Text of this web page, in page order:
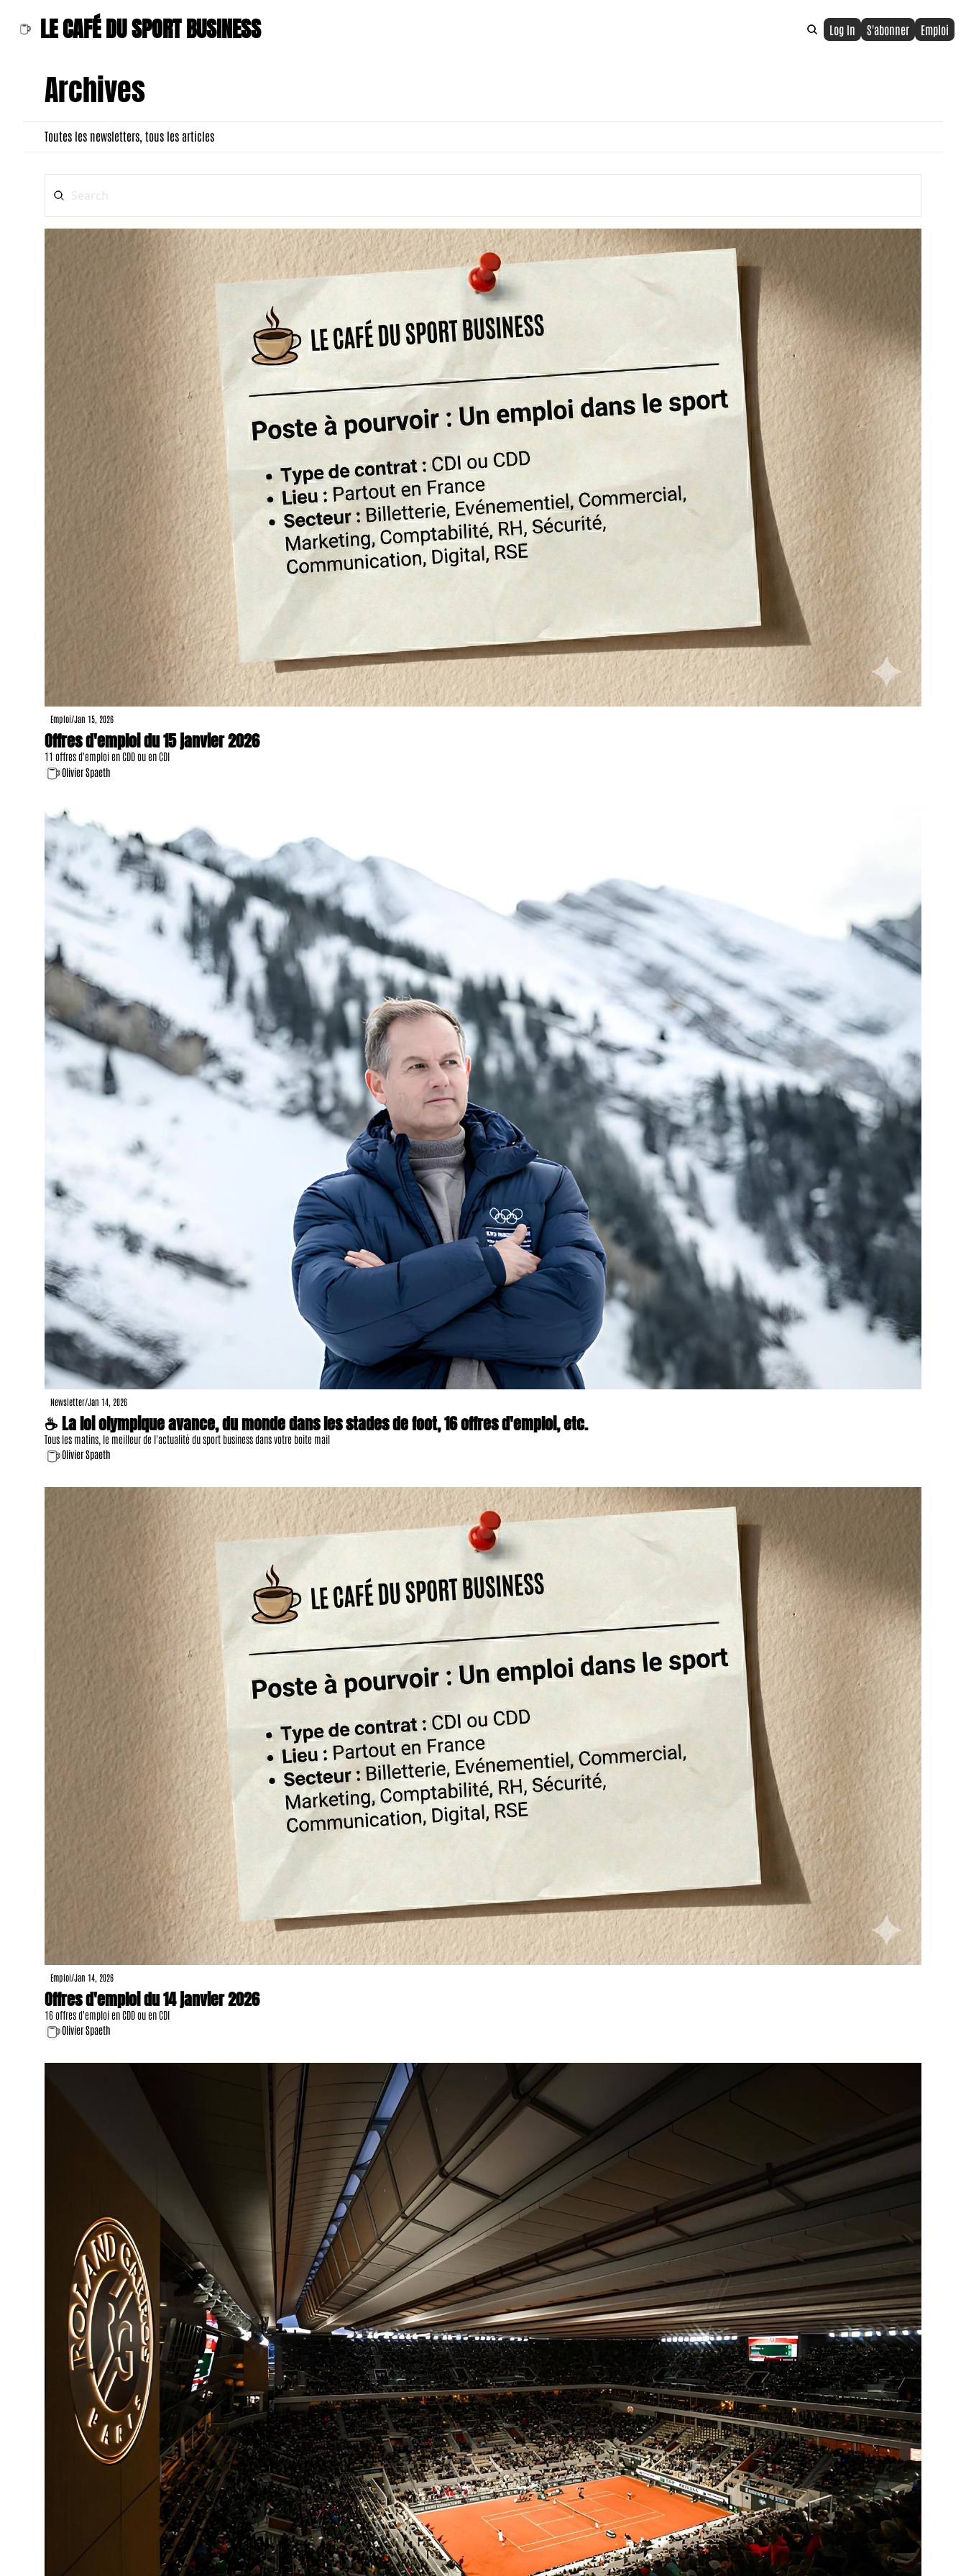
LE CAFÉ DU SPORT BUSINESS Log In S'abonner Emploi
Archives
Toutes les newsletters, tous les articles
Emploi/Jan 15, 2026
Offres d'emploi du 15 janvier 2026
11 offres d'emploi en CDD ou en CDI
Olivier Spaeth
Newsletter/Jan 14, 2026
☕ La loi olympique avance, du monde dans les stades de foot, 16 offres d'emploi, etc.
Tous les matins, le meilleur de l'actualité du sport business dans votre boite mail
Olivier Spaeth
Emploi/Jan 14, 2026
Offres d'emploi du 14 janvier 2026
16 offres d'emploi en CDD ou en CDI
Olivier Spaeth